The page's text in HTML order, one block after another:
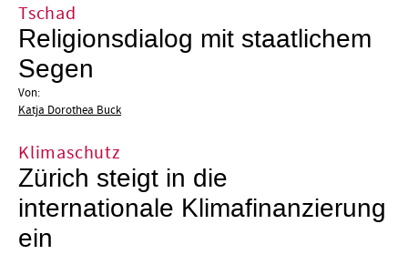
Tschad
Religionsdialog mit staatlichem
Segen
Von:
Katja Dorothea Buck
Klimaschutz
Zürich steigt in die
internationale Klimafinanzierung
ein